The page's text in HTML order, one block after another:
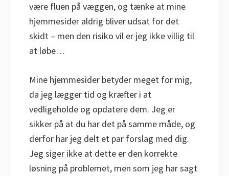
være fluen på væggen, og tænke at mine
hjemmesider aldrig bliver udsat for det
skidt – men den risiko vil er jeg ikke villig til
at løbe…
Mine hjemmesider betyder meget for mig,
da jeg lægger tid og kræfter i at
vedligeholde og opdatere dem. Jeg er
sikker på at du har det på samme måde, og
derfor har jeg delt et par forslag med dig.
Jeg siger ikke at dette er den korrekte
løsning på problemet, men som jeg har sagt